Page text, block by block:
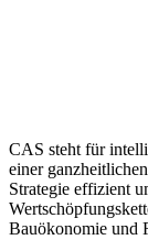
CAS steht für
einer
Strategie effizient
Bauökonomie und